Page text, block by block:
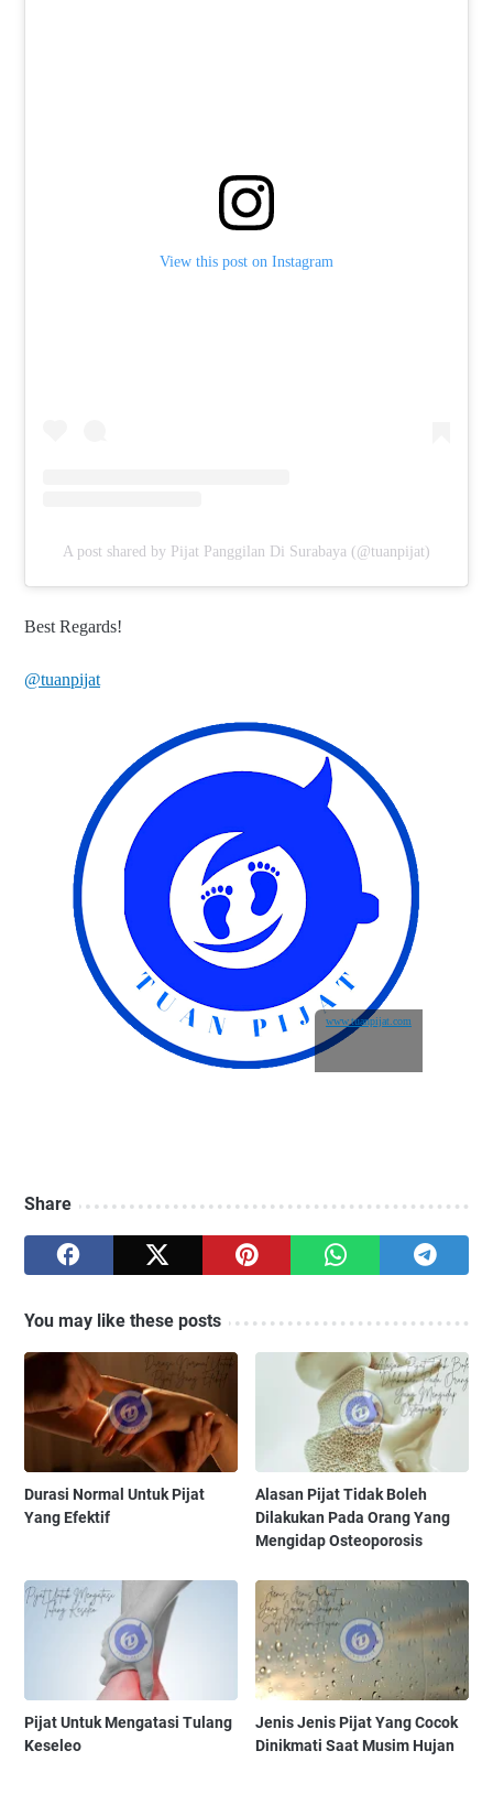
View this post on Instagram
A post shared by Pijat Panggilan Di Surabaya (@tuanpijat)
Best Regards!
@tuanpijat
www.tuanpijat.com
Share
You may like these posts
Durasi Normal Untuk Pijat
Yang Efektif
Alasan Pijat Tidak Boleh
Dilakukan Pada Orang Yang
Mengidap Osteoporosis
Pijat Untuk Mengatasi Tulang
Keseleo
Jenis Jenis Pijat Yang Cocok
Dinikmati Saat Musim Hujan